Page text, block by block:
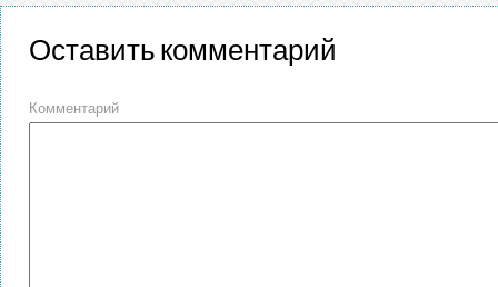
Оставить комментарий
Комментарий